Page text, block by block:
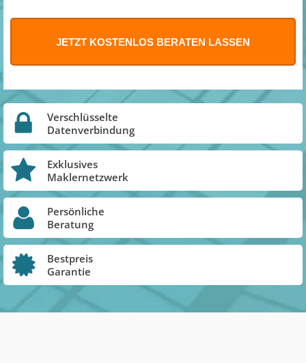
Verschlüsselte
Datenverbindung
Exklusives
Maklernetzwerk
Persönliche
Beratung
Bestpreis
Garantie